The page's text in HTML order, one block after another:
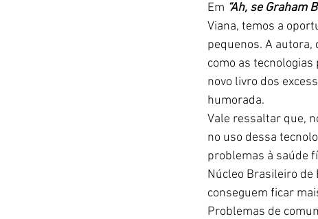
Em “Ah, se Graham
Viana, temos a
pequenos. A autora,
como as
novo livro dos
humorada.
Vale ressaltar que,
no uso dessa
problemas à saúde
Núcleo Brasileiro de
conseguem ficar
Problemas de